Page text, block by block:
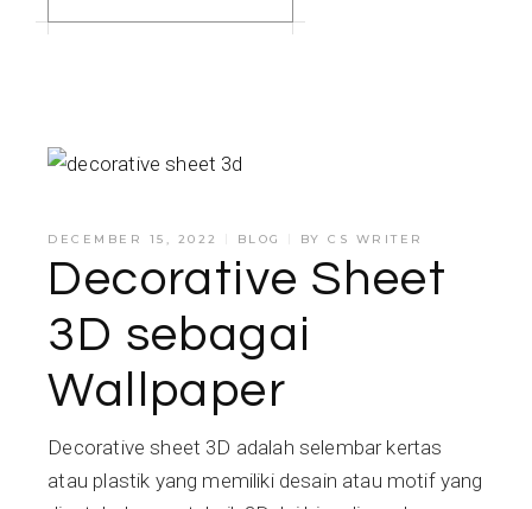
DECEMBER 15, 2022 BLOG BYCS WRITER
Decorative Sheet
3D sebagai
Wallpaper
Decorative sheet 3D adalah selembar kertas
atau plastik yang memiliki desain atau motif yang